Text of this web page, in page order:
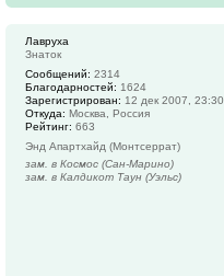
Лавруха
Знаток
Сообщений: 2314
Благодарностей: 1624
Зарегистрирован: 12 дек 2007, 23:30
Откуда: Москва, Россия
Рейтинг: 663
Энд Апартхайд (Монтсеррат)
зам. в Космос (Сан-Марино)
зам. в Калдикот Таун (Уэльс)